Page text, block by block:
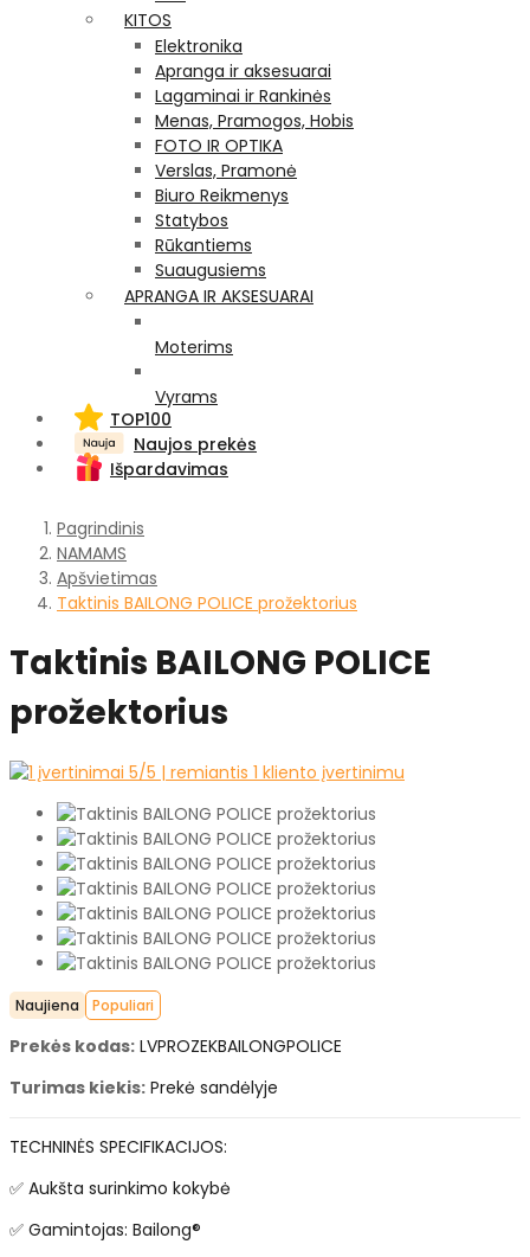
KITOS
Elektronika
Apranga ir aksesuarai
Lagaminai ir Rankinės
Menas, Pramogos, Hobis
FOTO IR OPTIKA
Verslas, Pramonė
Biuro Reikmenys
Statybos
Rūkantiems
Suaugusiems
APRANGA IR AKSESUARAI
Moterims
Vyrams
TOP100
Naujos prekės
Išpardavimas
Pagrindinis
NAMAMS
Apšvietimas
Taktinis BAILONG POLICE prožektorius
Taktinis BAILONG POLICE
prožektorius
5/5 | remiantis 1 kliento įvertinimu
Naujiena Populiari
Prekės kodas: LVPROZEKBAILONGPOLICE
Turimas kiekis: Prekė sandėlyje
TECHNINĖS SPECIFIKACIJOS:
✅ Aukšta surinkimo kokybė
✅ Gamintojas: Bailong®